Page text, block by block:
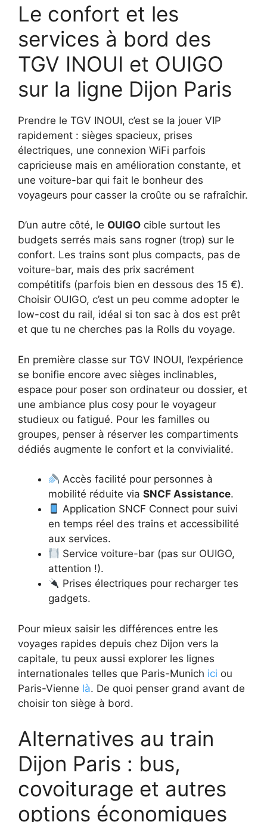
Le confort et les
services à bord des
TGV INOUI et OUIGO
sur la ligne Dijon Paris
Prendre le TGV INOUI, c’est se la jouer VIP
rapidement : sièges spacieux, prises
électriques, une connexion WiFi parfois
capricieuse mais en amélioration constante, et
une voiture-bar qui fait le bonheur des
voyageurs pour casser la croûte ou se rafraîchir.
D’un autre côté, le OUIGO cible surtout les
budgets serrés mais sans rogner (trop) sur le
confort. Les trains sont plus compacts, pas de
voiture-bar, mais des prix sacrément
compétitifs (parfois bien en dessous des 15 €).
Choisir OUIGO, c’est un peu comme adopter le
low-cost du rail, idéal si ton sac à dos est prêt
et que tu ne cherches pas la Rolls du voyage.
En première classe sur TGV INOUI, l’expérience
se bonifie encore avec sièges inclinables,
espace pour poser son ordinateur ou dossier, et
une ambiance plus cosy pour le voyageur
studieux ou fatigué. Pour les familles ou
groupes, penser à réserver les compartiments
dédiés augmente le confort et la convivialité.
Accès facilité pour personnes à
mobilité réduite via SNCF Assistance.
Application SNCF Connect pour suivi
en temps réel des trains et accessibilité
aux services.
Service voiture-bar (pas sur OUIGO,
attention !).
Prises électriques pour recharger tes
gadgets.
Pour mieux saisir les différences entre les
voyages rapides depuis chez Dijon vers la
capitale, tu peux aussi explorer les lignes
internationales telles que Paris-Munich ici ou
Paris-Vienne là. De quoi penser grand avant de
choisir ton siège à bord.
Alternatives au train
Dijon Paris : bus,
covoiturage et autres
options économiques